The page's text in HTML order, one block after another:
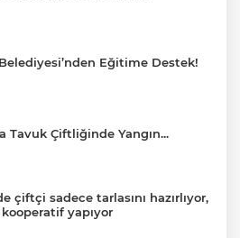
Eğitime Destek!
Tavuk Çiftliğinde Yangın...
çiftçi sadece tarlasını hazırlıyor,
yapıyor